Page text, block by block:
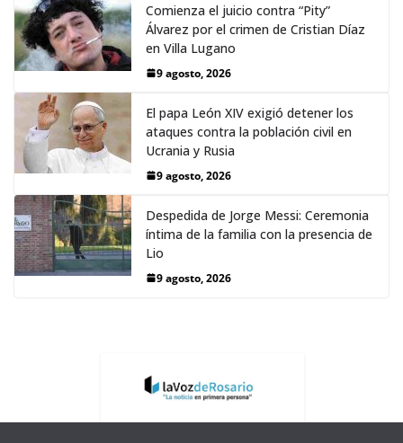
Comienza el juicio contra “Pity”
Álvarez por el crimen de Cristian Díaz
en Villa Lugano
9 agosto, 2026
El papa León XIV exigió detener los
ataques contra la población civil en
Ucrania y Rusia
9 agosto, 2026
Despedida de Jorge Messi: Ceremonia
íntima de la familia con la presencia de
Lio
9 agosto, 2026